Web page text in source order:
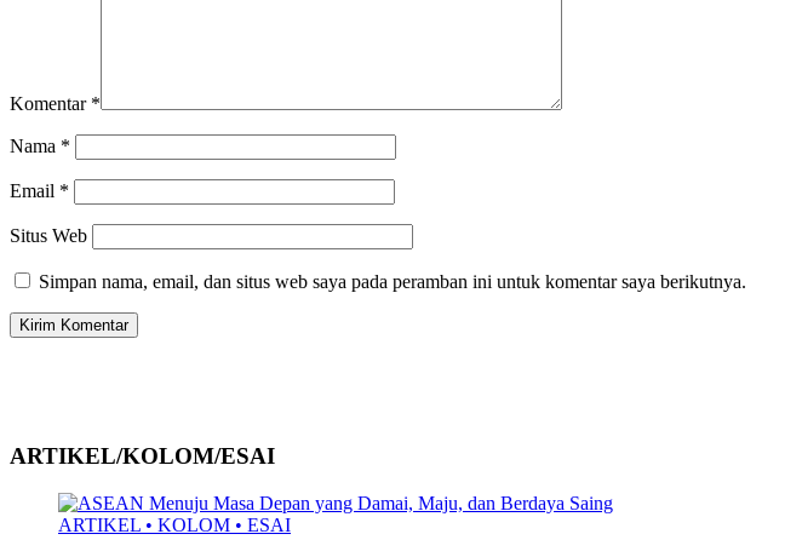
Komentar *
Nama *
Email *
Situs Web
Simpan nama, email, dan situs web saya pada peramban ini untuk komentar saya berikutnya.
ARTIKEL/KOLOM/ESAI
ARTIKEL • KOLOM • ESAI